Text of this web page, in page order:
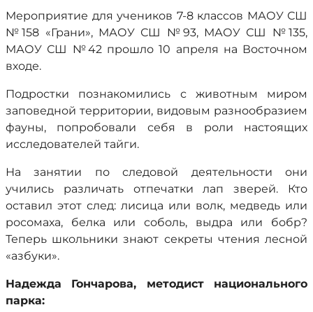
Мероприятие для учеников 7-8 классов МАОУ СШ
№158 «Грани», МАОУ СШ №93, МАОУ СШ №135,
МАОУ СШ №42 прошло 10 апреля на Восточном
входе.
Подростки познакомились с животным миром
заповедной территории, видовым разнообразием
фауны, попробовали себя в роли настоящих
исследователей тайги.
На занятии по следовой деятельности они
учились различать отпечатки лап зверей. Кто
оставил этот след: лисица или волк, медведь или
росомаха, белка или соболь, выдра или бобр?
Теперь школьники знают секреты чтения лесной
«азбуки».
Надежда Гончарова, методист национального
парка: